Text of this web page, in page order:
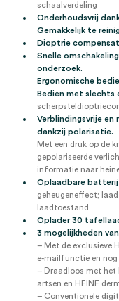
schaalverdeling
Onderhoudsvrij
Gemakkelijk te
Dioptrie
Snelle
onderzoek.
Ergonomische
Bedien met slechts
Verblindingsvrije
dankzij polarisatie.
Met een druk op de
gepolariseerde
informatie naar
Oplaadbare
geheugeneffect;
laadtoestand
Oplader 30
3 mogelijkheden
– Met de exclusieve
e-mailfunctie en nog
– Draadloos met het
artsen en HEINE
– Conventionele